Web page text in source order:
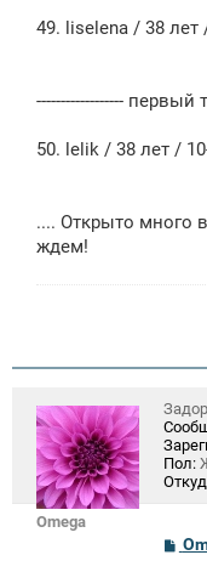
49. liselena / 38 лет
------------------ первый
50. lelik / 38 лет /
.... Открыто много
ждем!
Omega
Пол:
С